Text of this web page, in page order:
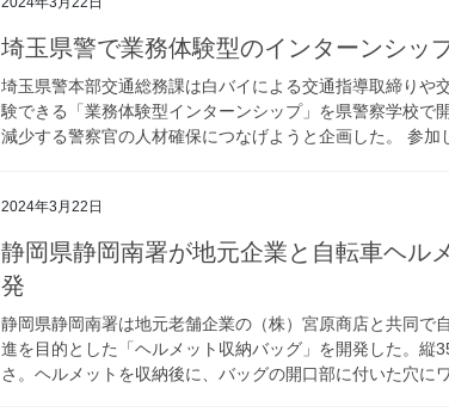
埼玉県警で業務体験型のインターンシッ
埼玉県警本部交通総務課は白バイによる交通指導取締りや
験できる「業務体験型インターンシップ」を県警察学校で
減少する警察官の人材確保につなげようと企画した。 参
2024年3月22日
静岡県静岡南署が地元企業と自転車ヘルメット収納バッグを開
発
静岡県静岡南署は地元老舗企業の（株）宮原商店と共同で
進を目的とした「ヘルメット収納バッグ」を開発した。縦
さ。ヘルメットを収納後に、バッグの開口部に付いた穴に